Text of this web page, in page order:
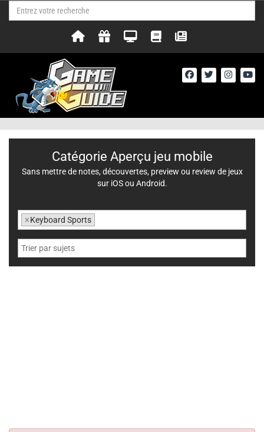
Catégorie Aperçu jeu mobile
Sans mettre de notes, découvertes, preview ou review de jeux
sur iOS ou Android.
×Keyboard Sports